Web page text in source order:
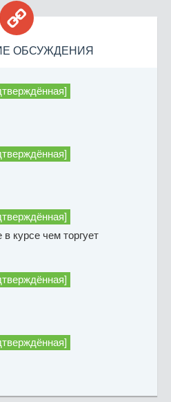

ОБСУЖДЕНИЯ
курсе чем торгует